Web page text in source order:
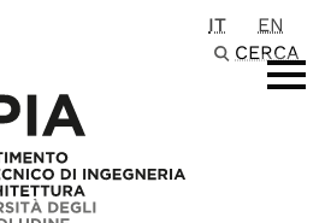
IT
EN
CERCA